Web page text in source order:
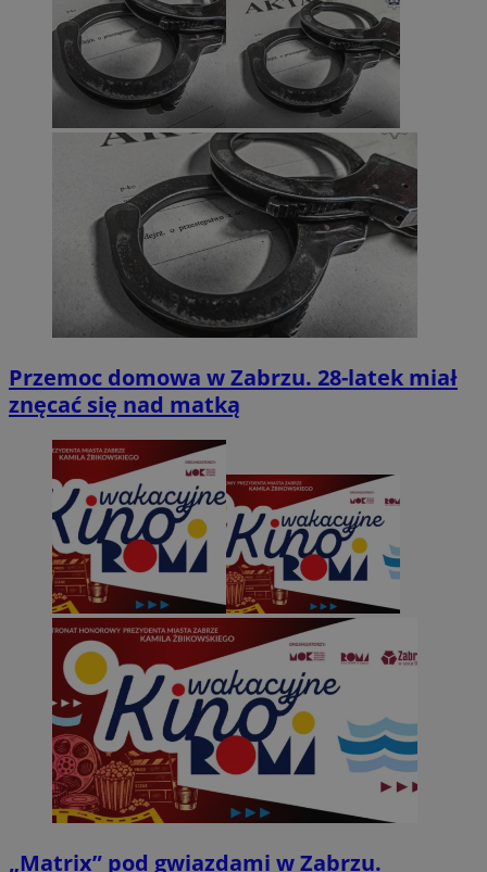
Przemoc domowa w Zabrzu. 28-latek miał
znęcać się nad matką
„Matrix” pod gwiazdami w Zabrzu.